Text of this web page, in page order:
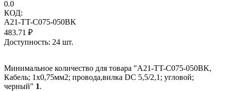
0.0
КОД:
A21-TT-C075-050BK
483.71 ₽
Доступность: 24 шт.
Минимальное количество для товара "A21-TT-C075-050BK,
Кабель; 1x0,75мм2; провода,вилка DC 5,5/2,1; угловой;
черный" 1.